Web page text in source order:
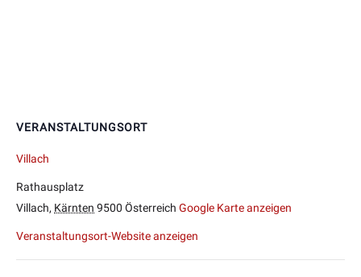
VERANSTALTUNGSORT
Villach
Rathausplatz
Villach, Kärnten 9500 Österreich Google Karte anzeigen
Veranstaltungsort-Website anzeigen